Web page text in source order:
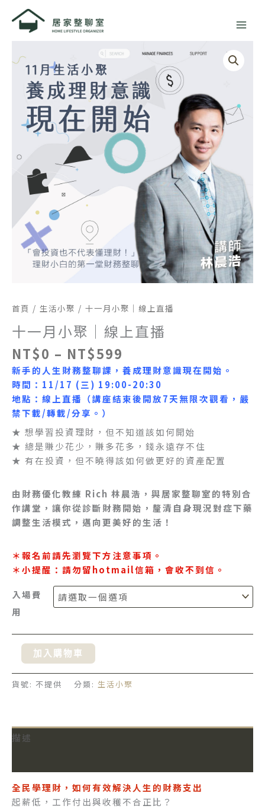
首頁 / 生活小聚 / 十一月小聚｜線上直播
十一月小聚｜線上直播
NT$0 – NT$599
價
範
圍：
NT$0
到
NT$599
新手的人生財務整聊課 ， 養成理財意識現在開始。
時間：11/17 (三) 19:00-20:30
地點：線上直播（講座結束後開放7天無限次觀看，嚴
禁下載/轉載/分享。）
★ 想學習投資理財，但不知道該如何開始
★ 總是賺少花少，賺多花多，錢永遠存不住
★ 有在投資，但不曉得該如何做更好的資產配置
由財務優化教練 Rich 林晨浩，與居家整聊室的特別合
作講堂，讓你從診斷財務開始，釐清自身現況對症下藥
調整生活模式，邁向更美好的生活！
＊報名前請先瀏覽下方注意事項。
＊小提醒：請勿留hotmail信箱，會收不到信。
入場費
用
一
直
加入購物車
貨號: 不提供 分類: 生活小聚
描述
全民學理財，如何有效解決人生的財務支出
起薪低，工作付出與收穫不合正比？